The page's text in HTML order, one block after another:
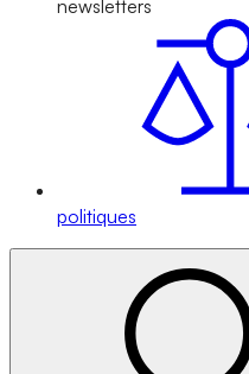
newsletters
politiques